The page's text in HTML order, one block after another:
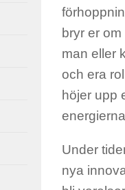
bryr er
man eller
och era
höjer upp
Under
nya